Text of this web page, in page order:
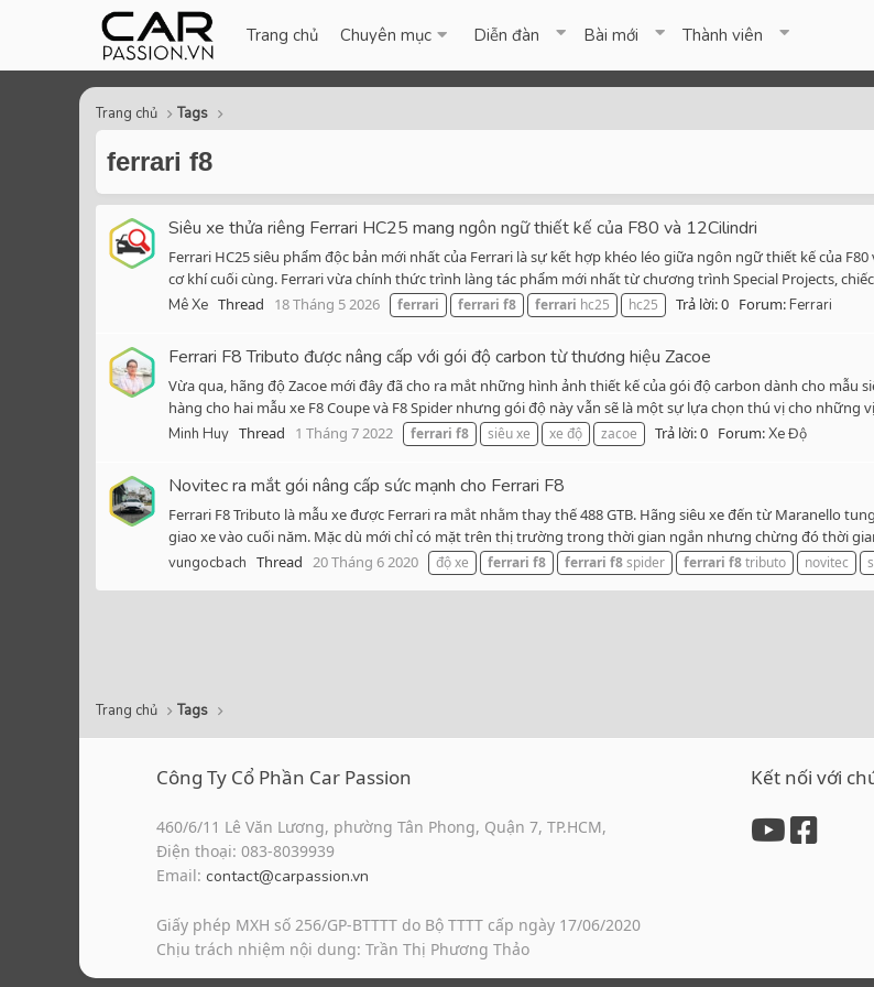
Trang chủ Chuyên mục Diễn đàn Bài mới Thành viên
Trang chủ Tags
ferrari f8
Siêu xe thửa riêng Ferrari HC25 mang ngôn ngữ thiết kế của F80 và 12Cilindri
Ferrari HC25 siêu phẩm độc bản mới nhất của Ferrari là sự kết hợp khéo léo giữa ngôn ngữ thiết kế của
cơ khí cuối cùng. Ferrari vừa chính thức trình làng tác phẩm mới nhất từ chương trình Special Projects,
Mê Xe Thread 18 Tháng 5 2026 ferrari ferrari f8 ferrari hc25 hc25 Trả lời: 0 Forum:Ferrari
Ferrari F8 Tributo được nâng cấp với gói độ carbon từ thương hiệu Zacoe
Vừa qua, hãng độ Zacoe mới đây đã cho ra mắt những hình ảnh thiết kế của gói độ carbon dành cho mẫu
hàng cho hai mẫu xe F8 Coupe và F8 Spider nhưng gói độ này vẫn sẽ là một sự lựa chọn thú vị cho những
Minh Huy Thread 1 Tháng 7 2022 ferrari f8 siêu xe xe độ zacoe Trả lời: 0 Forum:Xe Độ
Novitec ra mắt gói nâng cấp sức mạnh cho Ferrari F8
Ferrari F8 Tributo là mẫu xe được Ferrari ra mắt nhằm thay thế 488 GTB. Hãng siêu xe đến từ Maranello
giao xe vào cuối năm. Mặc dù mới chỉ có mặt trên thị trường trong thời gian ngắn nhưng chừng đó thời
vungocbach Thread 20 Tháng 6 2020 độ xe ferrari f8 ferrari f8spider ferrari f8tributo novitec
Trang chủ Tags
Công Ty Cổ Phần Car Passion
460/6/11 Lê Văn Lương, phường Tân Phong, Quận 7, TP.HCM,
Điện thoại: 083-8039939
Email: contact@carpassion.vn
Giấy phép MXH số 256/GP-BTTTT do Bộ TTTT cấp ngày 17/06/2020
Chịu trách nhiệm nội dung: Trần Thị Phương Thảo
Kết nối với